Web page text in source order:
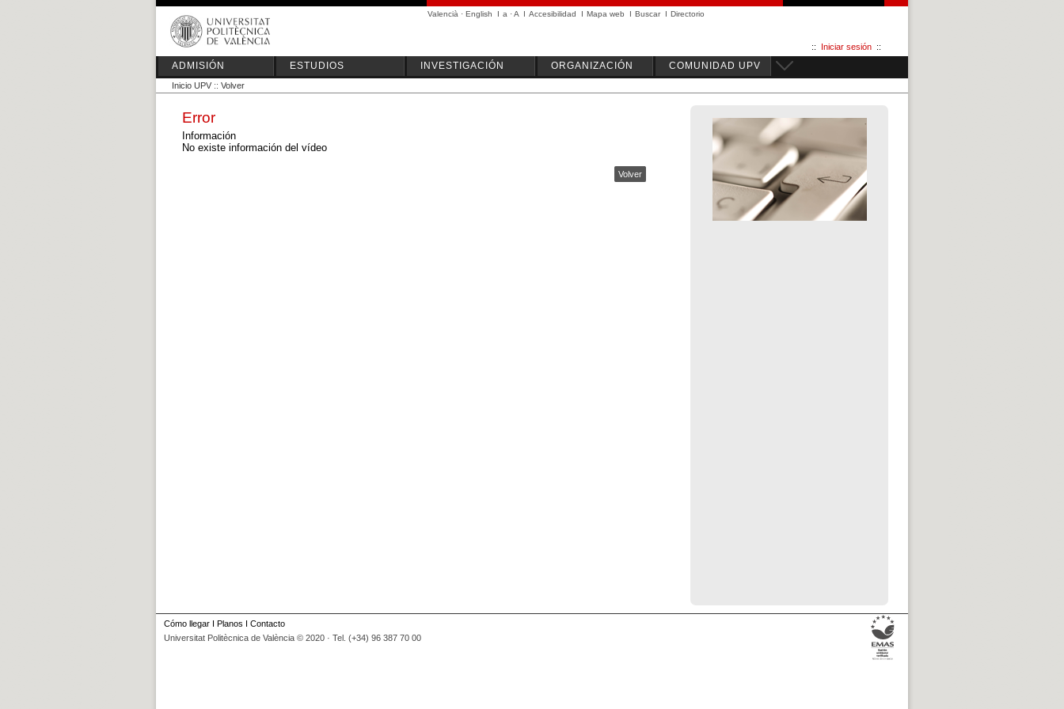
Valencià · English I a ·A I Accesibilidad I Mapa web I Buscar I Directorio
:: Iniciar sesión ::
ADMISIÓN ESTUDIOS INVESTIGACIÓN ORGANIZACIÓN COMUNIDAD UPV
Inicio UPV :: Volver
Error
Información
No existe información del vídeo
Volver
Cómo llegar I Planos I Contacto
Universitat Politècnica de València © 2020 · Tel. (+34) 96 387 70 00